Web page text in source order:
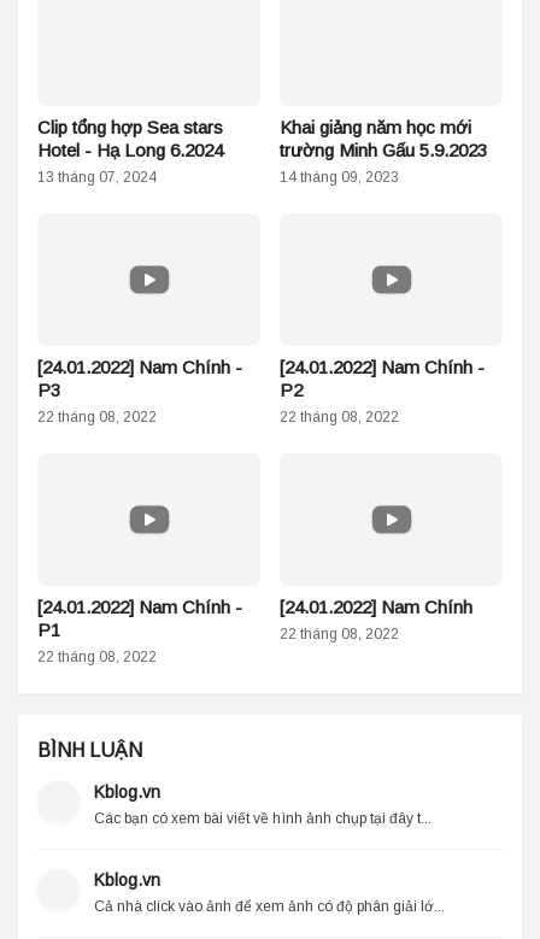
Clip tổng hợp Sea stars
Hotel - Hạ Long 6.2024
13 tháng 07, 2024
Khai giảng năm học mới
trường Minh Gấu 5.9.2023
14 tháng 09, 2023
[24.01.2022] Nam Chính -
P3
22 tháng 08, 2022
[24.01.2022] Nam Chính -
P2
22 tháng 08, 2022
[24.01.2022] Nam Chính -
P1
22 tháng 08, 2022
[24.01.2022] Nam Chính
22 tháng 08, 2022
BÌNH LUẬN
Kblog.vn
Các bạn có xem bài viết về hình ảnh chụp tại đây t...
Kblog.vn
Cả nhà click vào ảnh để xem ảnh có độ phân giải lớ...